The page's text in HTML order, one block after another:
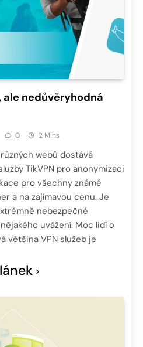
ale nedůvěryhodná
0 2 Mins
webů dostává
TikVPN pro anonymizaci
pro všechny známé
a na zajímavou cenu. Je
nebezpečné
uvážení. Moc lidí o
většina VPN služeb je